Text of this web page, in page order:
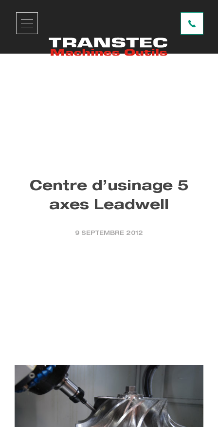
Retour aux articles
Centre d’usinage 5
axes Leadwell
9 SEPTEMBRE 2012